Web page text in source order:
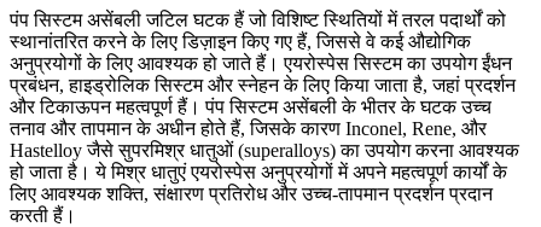
पंप सिस्टम असेंबली जटिल घटक हैं जो विशिष्ट स्थितियों में तरल पदार्थों को
स्थानांतरित करने के लिए डिज़ाइन किए गए हैं, जिससे वे कई औद्योगिक
अनुप्रयोगों के लिए आवश्यक हो जाते हैं। एयरोस्पेस सिस्टम का उपयोग ईंधन
प्रबंधन, हाइड्रोलिक सिस्टम और स्नेहन के लिए किया जाता है, जहां प्रदर्शन
और टिकाऊपन महत्वपूर्ण हैं। पंप सिस्टम असेंबली के भीतर के घटक उच्च
तनाव और तापमान के अधीन होते हैं, जिसके कारण Inconel, Rene, और
Hastelloyजैसे सुपरमिश्र धातुओं (superalloys) का उपयोग करना आवश्यक
हो जाता है। ये मिश्र धातुएं एयरोस्पेस अनुप्रयोगों में अपने महत्वपूर्ण कार्यों के
लिए आवश्यक शक्ति, संक्षारण प्रतिरोध और उच्च-तापमान प्रदर्शन प्रदान
करती हैं।